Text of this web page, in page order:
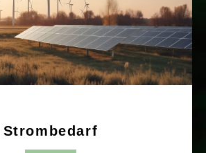
Strombedarf